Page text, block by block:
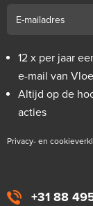
+31 88
12 x per jaar
e-mail van
Altijd op de
acties
Privacy- en